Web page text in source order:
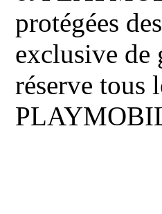
protégées
exclusive de
réserve tous